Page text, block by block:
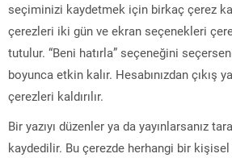
seçiminizi kaydetmek için birkaç çerez
çerezleri iki gün ve ekran seçenekleri
tutulur. “Beni hatırla” seçeneğini
boyunca etkin kalır. Hesabınızdan çıkış
çerezleri kaldırılır.
Bir yazıyı düzenler ya da yayınlarsanız
kaydedilir. Bu çerezde herhangi bir